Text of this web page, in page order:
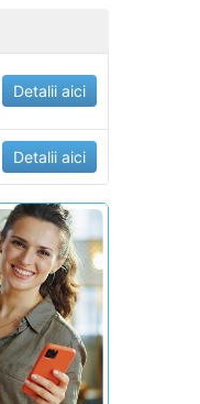
Detalii aici
Detalii aici